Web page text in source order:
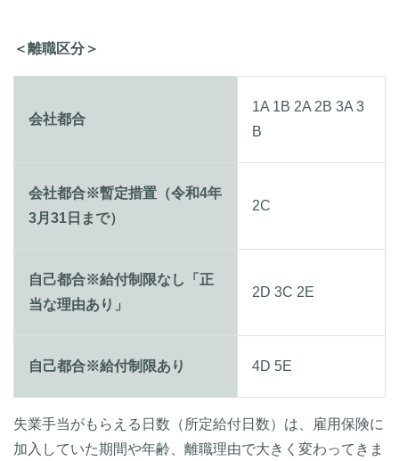
＜離職区分＞
会社都合
1A 1B 2A 2B 3A 3
B
会社都合※暫定措置（令和4年
3月31日まで）
2C
自己都合※給付制限なし「正
当な理由あり」
2D 3C 2E
自己都合※給付制限あり 4D 5E
失業手当がもらえる日数（所定給付日数）は、雇用保険に
加入していた期間や年齢、離職理由で大きく変わってきま